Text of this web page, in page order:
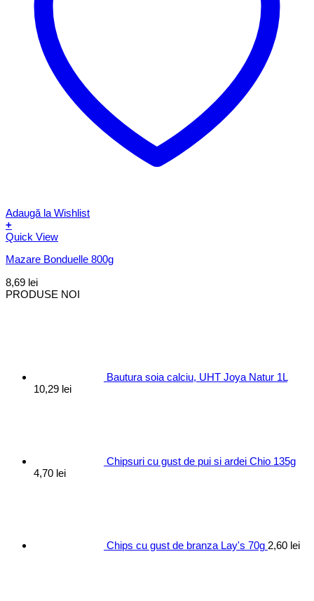
Adaugă la Wishlist
+
Quick View
Mazare Bonduelle 800g
8,69 lei
PRODUSE NOI
Bautura soia calciu, UHT Joya Natur 1L
10,29 lei
Chipsuri cu gust de pui si ardei Chio 135g
4,70 lei
Chips cu gust de branza Lay's 70g 2,60 lei